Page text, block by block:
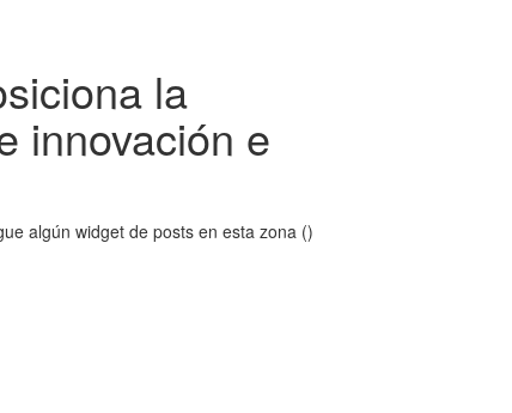
la
innovación e
algún widget de posts en esta zona ()